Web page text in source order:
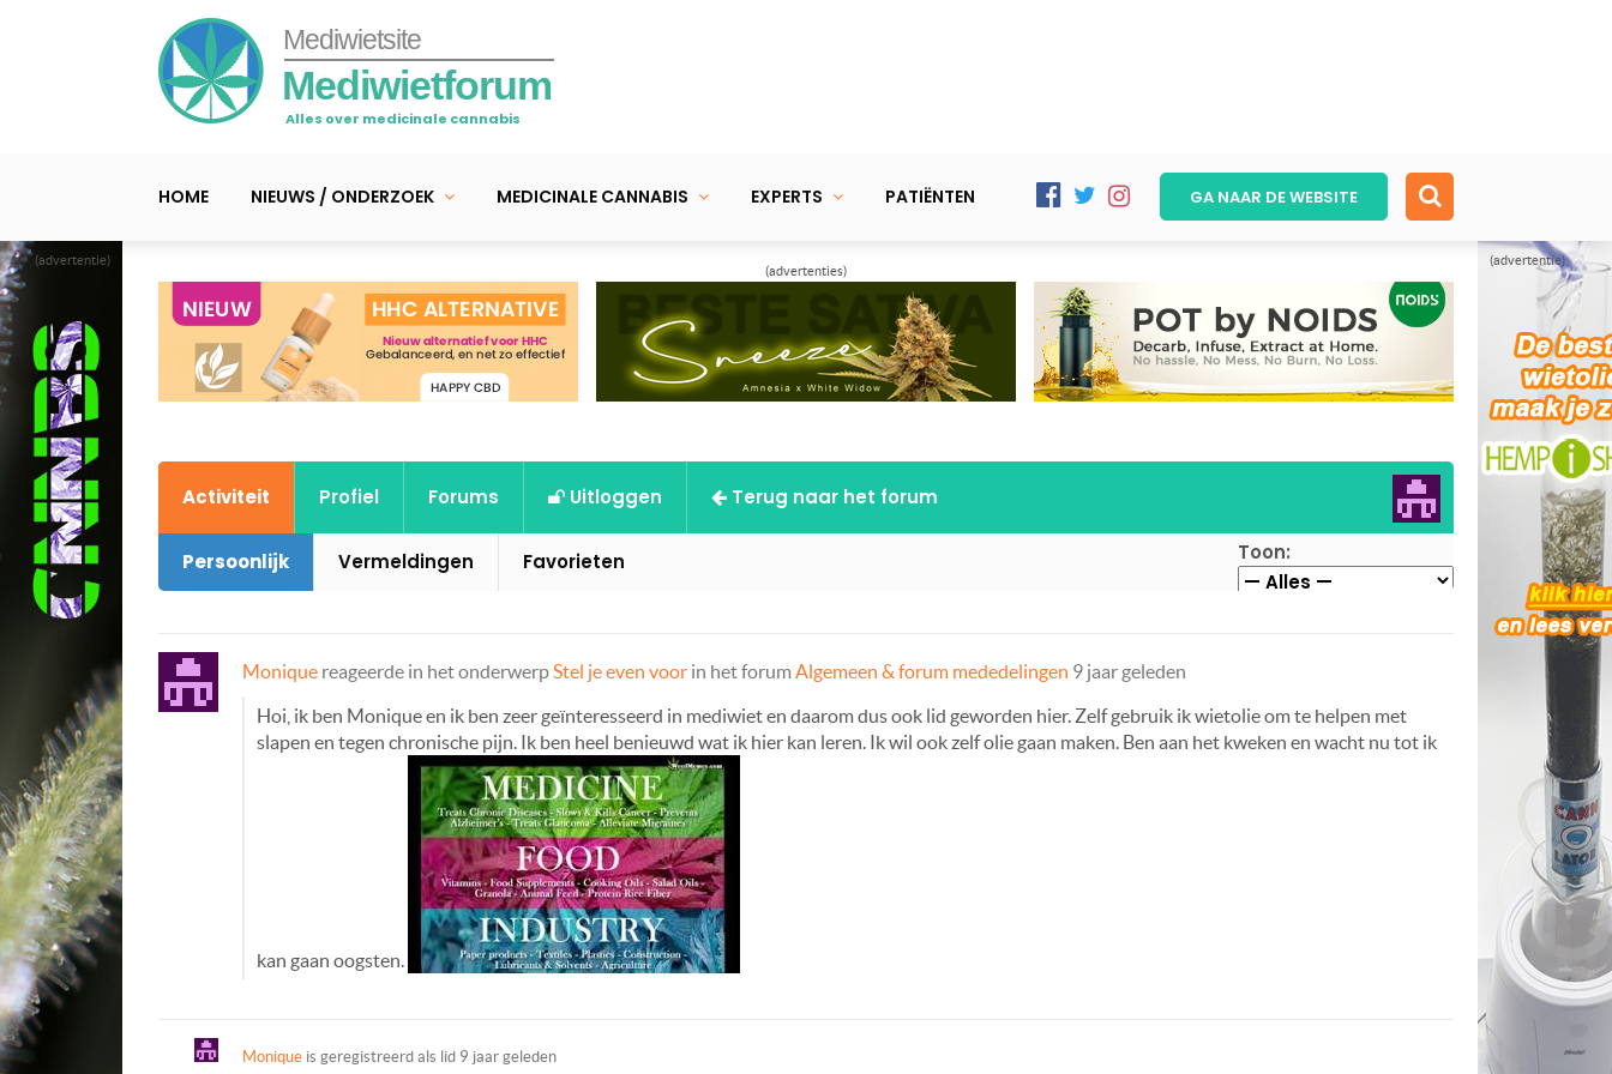
(advertentie) (advertentie)
Mediwietsite
Mediwietforum
Alles over medicinale cannabis
HOME NIEUWS / ONDERZOEK MEDICINALE CANNABIS EXPERTS PATIËNTEN GA NAAR DEWEBSITE
(advertenties)
Activiteit Profiel Forums Uitloggen Terug naar het forum
Persoonlijk Vermeldingen Favorieten Toon:
Monique reageerde in het onderwerp Stel je even voor in het forum Algemeen & forum mededelingen 9 jaar geleden
Hoi, ik ben Monique en ik ben zeer geïnteresseerd in mediwiet en daarom dus ook lid geworden hier. Zelf gebruik ik wietolie om te helpen met
slapen en tegen chronische pijn. Ik ben heel benieuwd wat ik hier kan leren. Ik wil ook zelf olie gaan maken. Ben aan het kweken en wacht nu tot ik
kan gaan oogsten.
Monique is geregistreerd als lid 9 jaar geleden